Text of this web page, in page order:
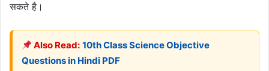
सकते है।
Also Read: 10th Class Science Objective
Questions in Hindi PDF